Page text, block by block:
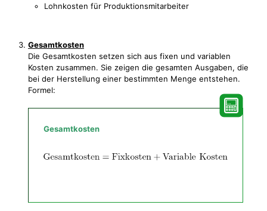
Lohnkosten für Produktionsmitarbeiter
Gesamtkosten
Die Gesamtkosten setzen sich aus fixen und variablen
Kosten zusammen. Sie zeigen die gesamten Ausgaben, die
bei der Herstellung einer bestimmten Menge entstehen.
Formel:
Gesamtkosten